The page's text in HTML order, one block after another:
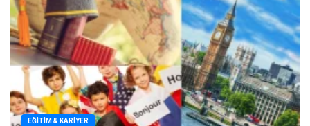
EĞITIM & KARIYER